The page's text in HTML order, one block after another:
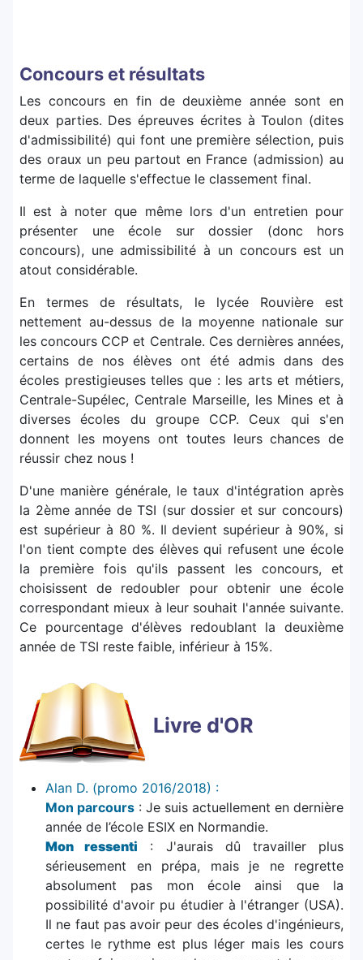
Concours et résultats
Les concours en fin de deuxième année sont en
deux parties. Des épreuves écrites à Toulon (dites
d'admissibilité) qui font une première sélection, puis
des oraux un peu partout en France (admission) au
terme de laquelle s'effectue le classement final.
Il est à noter que même lors d'un entretien pour
présenter une école sur dossier (donc hors
concours), une admissibilité à un concours est un
atout considérable.
En termes de résultats, le lycée Rouvière est
nettement au-dessus de la moyenne nationale sur
les concours CCP et Centrale. Ces dernières années,
certains de nos élèves ont été admis dans des
écoles prestigieuses telles que : les arts et métiers,
Centrale-Supélec, Centrale Marseille, les Mines et à
diverses écoles du groupe CCP. Ceux qui s'en
donnent les moyens ont toutes leurs chances de
réussir chez nous !
D'une manière générale, le taux d'intégration après
la 2ème année de TSI (sur dossier et sur concours)
est supérieur à 80 %. Il devient supérieur à 90%, si
l'on tient compte des élèves qui refusent une école
la première fois qu'ils passent les concours, et
choisissent de redoubler pour obtenir une école
correspondant mieux à leur souhait l'année suivante.
Ce pourcentage d'élèves redoublant la deuxième
année de TSI reste faible, inférieur à 15%.
Livre d'OR
Alan D. (promo 2016/2018) :
Mon parcours : Je suis actuellement en dernière
année de l’école ESIX en Normandie.
Mon ressenti : J'aurais dû travailler plus
sérieusement en prépa, mais je ne regrette
absolument pas mon école ainsi que la
possibilité d'avoir pu étudier à l'étranger (USA).
Il ne faut pas avoir peur des écoles d'ingénieurs,
certes le rythme est plus léger mais les cours